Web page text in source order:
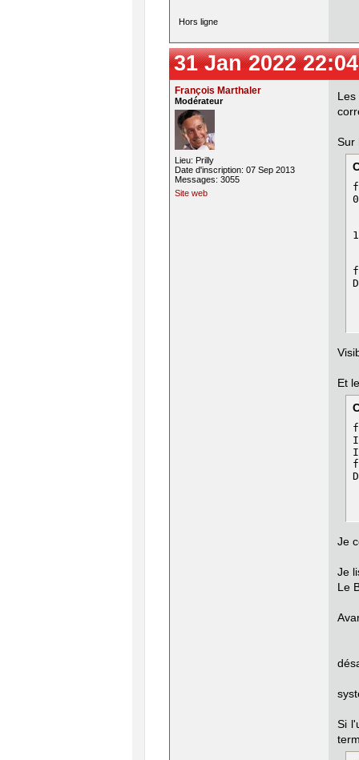
Hors ligne
31 Jan 2022
François Marthaler
Modérateur
Lieu: Prilly
Date d'inscription: 07 Sep 2013
Messages: 3055
Site web
Sur
Et
Je
Je
Le
Si